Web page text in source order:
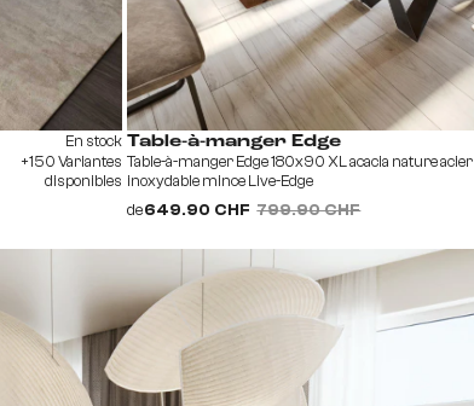
En stock
+150 Variantes
disponibles
Table-à-manger Edge
Table-à-manger Edge 180x90 XL acacia nature acier
inoxydable mince Live-Edge
de649.90 CHF 799.90 CHF